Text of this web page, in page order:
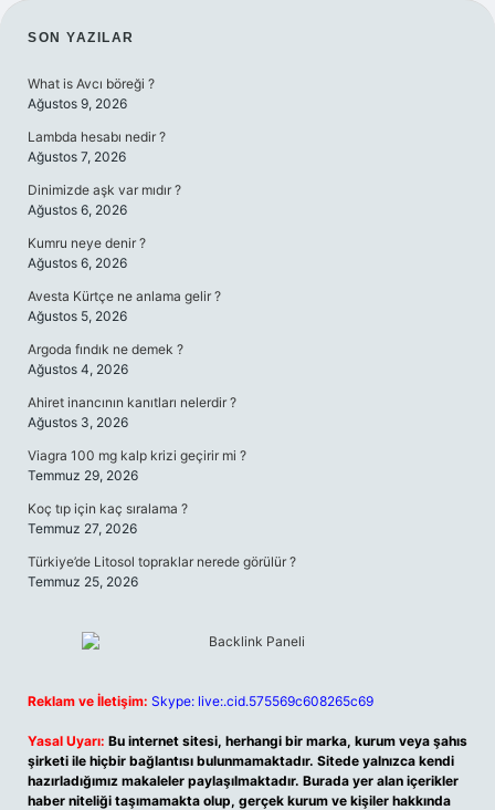
SIDEBAR
SON YAZILAR
What is Avcı böreği ?
Ağustos 9, 2026
Lambda hesabı nedir ?
Ağustos 7, 2026
Dinimizde aşk var mıdır ?
Ağustos 6, 2026
Kumru neye denir ?
Ağustos 6, 2026
Avesta Kürtçe ne anlama gelir ?
Ağustos 5, 2026
Argoda fındık ne demek ?
Ağustos 4, 2026
Ahiret inancının kanıtları nelerdir ?
Ağustos 3, 2026
Viagra 100 mg kalp krizi geçirir mi ?
Temmuz 29, 2026
Koç tıp için kaç sıralama ?
Temmuz 27, 2026
Türkiye’de Litosol topraklar nerede görülür ?
Temmuz 25, 2026
Reklam ve İletişim: Skype: live:.cid.575569c608265c69
Yasal Uyarı: Bu internet sitesi, herhangi bir marka, kurum veya şahıs
şirketi ile hiçbir bağlantısı bulunmamaktadır. Sitede yalnızca kendi
hazırladığımız makaleler paylaşılmaktadır. Burada yer alan içerikler
haber niteliği taşımamakta olup, gerçek kurum ve kişiler hakkında